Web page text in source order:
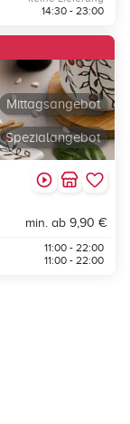
14:30 - 23:00
Spezialangebot
Mittagsangebot
min. ab 9,90 €
11:00 - 22:00
11:00 - 22:00